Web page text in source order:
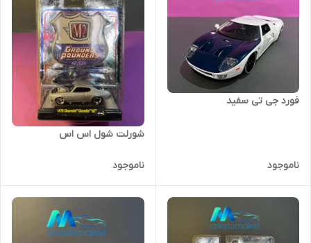
فورد جی تی سفید
ناموجود
شورلت شول اس اس
ناموجود